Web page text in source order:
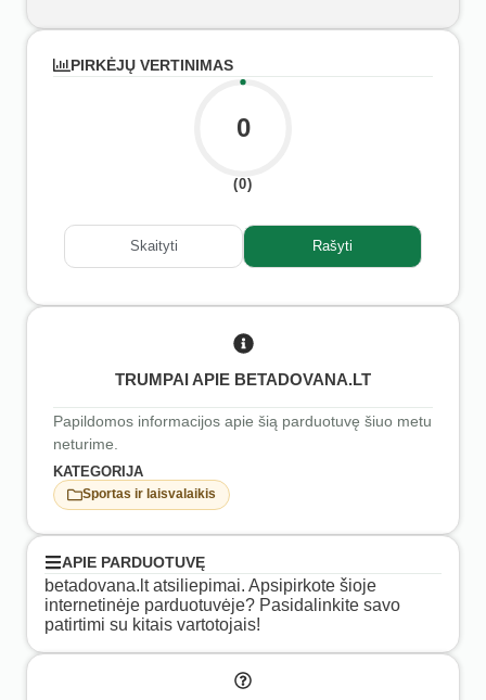
PIRKĖJŲ VERTINIMAS
0
(0)
Skaityti Rašyti
TRUMPAI APIE BETADOVANA.LT
Papildomos informacijos apie šią parduotuvę šiuo metu
neturime.
KATEGORIJA
Sportas ir laisvalaikis
APIE PARDUOTUVĘ
betadovana.lt atsiliepimai. Apsipirkote šioje
internetinėje parduotuvėje? Pasidalinkite savo
patirtimi su kitais vartotojais!